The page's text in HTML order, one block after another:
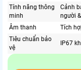
Tính năng thông
minh
Cảnh
người
Âm thanh
Tích
Tiêu chuẩn bảo
vệ
IP67